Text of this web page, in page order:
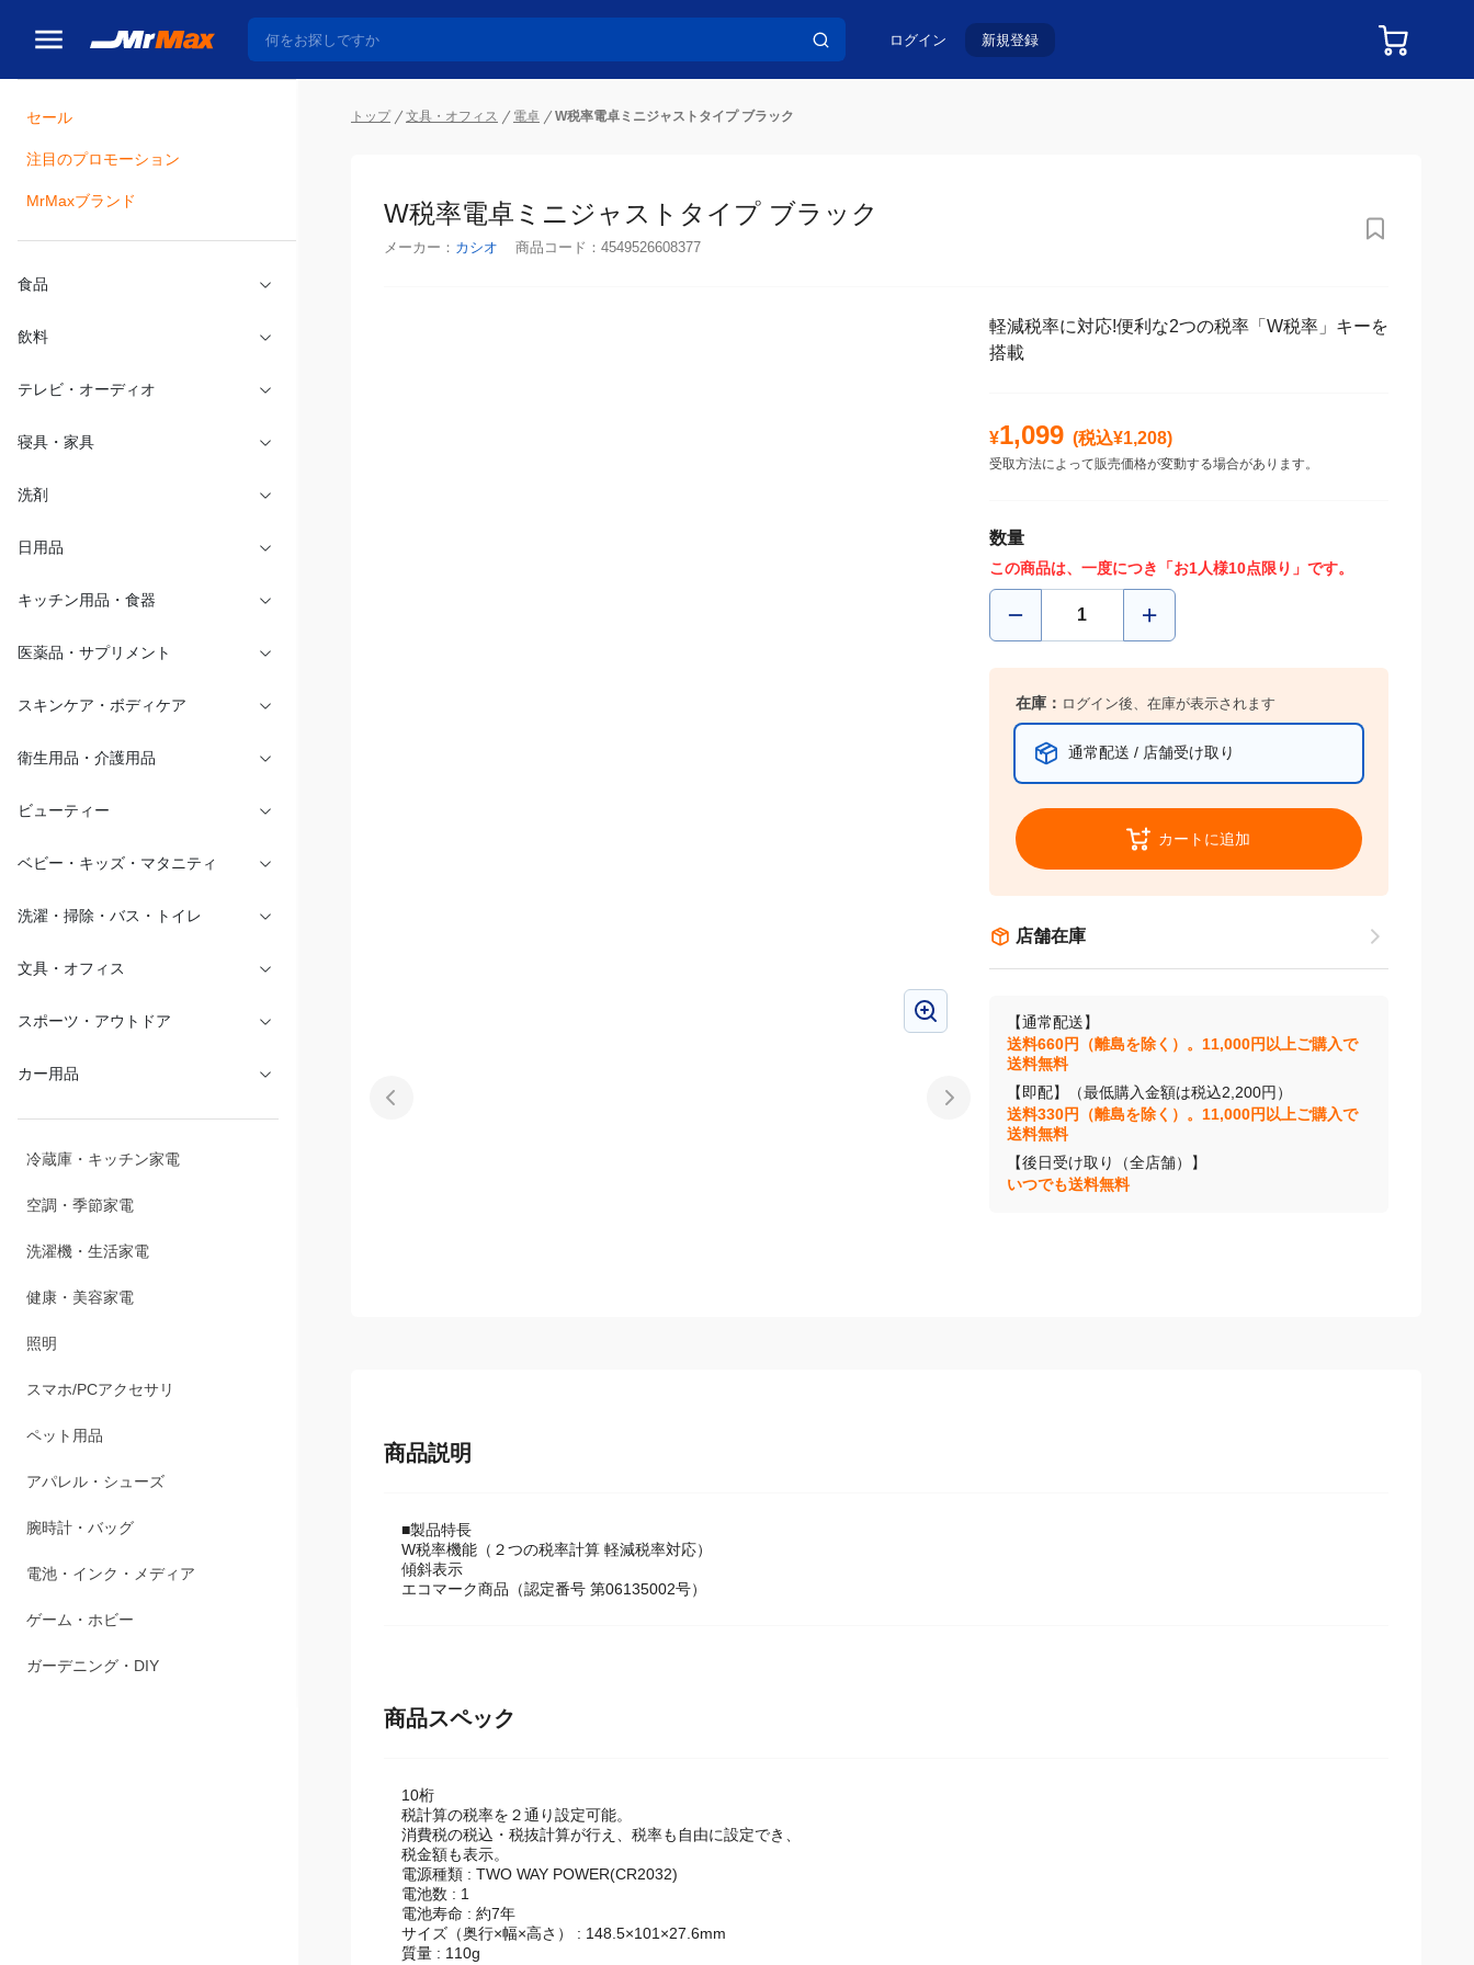
ログイン 新規登録
セール
注目のプロモーション
MrMaxブランド
食品
飲料
テレビ・オーディオ
寝具・家具
洗剤
日用品
カー用品
冷蔵庫・キッチン家電
空調・季節家電
洗濯機・生活家電
健康・美容家電
照明
スマホ/PCアクセサリ
トップ 文具・オフィス 電卓 W税率電卓ミニジャストタイプ ブラック
W税率電卓ミニジャストタイプ ブラック
メーカー： カシオ 商品コード： 4549526608377
軽減税率に対応!便利な2つの税率「W税率」キーを
搭載
¥1,099 (税込¥1,208)
受取方法によって販売価格が変動する場合があります。
数量
この商品は、一度につき「お1人様10点限り」です。
在庫： ログイン後、在庫が表示されます
通常配送 / 店舗受け取り
カートに追加
店舗在庫
【通常配送】
送料660円（離島を除く）。11,000円以上ご購入で
送料無料
【即配】（最低購入金額は税込2,200円）
送料330円（離島を除く）。11,000円以上ご購入で
送料無料
【後日受け取り（全店舗）】
■製品特長
W税率機能（２つの税率計算 軽減税率対応）
傾斜表示
10桁
税計算の税率を２通り設定可能。
消費税の税込・税抜計算が行え、税率も自由に設定でき、
税金額も表示。
電源種類 : TWO WAY POWER(CR2032)
電池数 : 1
電池寿命 : 約7年
サイズ（奥行×幅×高さ） : 148.5×101×27.6mm